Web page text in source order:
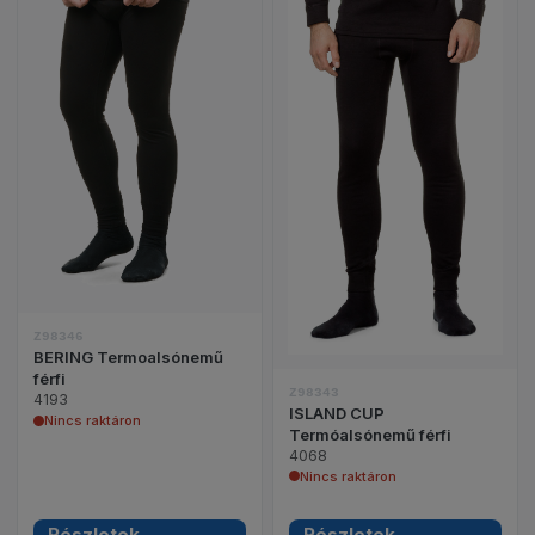
Z98346
BERING Termoalsónemű
férfi
4193
Nincs raktáron
ISLAND CUP
Z98343
ISLAND CUP
Termóalsónemű férfi
4068
Nincs raktáron